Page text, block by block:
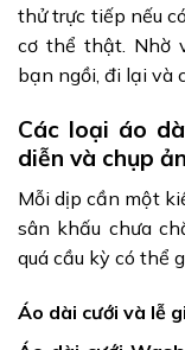
thử trực tiếp nếu
cơ thể thật. Nhờ
bạn ngồi, đi lại và
Các loại áo
diễn và chụp
Mỗi dịp cần một
sân khấu chưa
quá cầu kỳ có thể
Áo dài cưới và lễ